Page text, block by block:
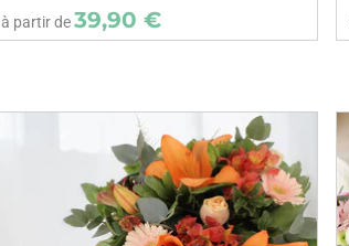
à partir de39,90 €